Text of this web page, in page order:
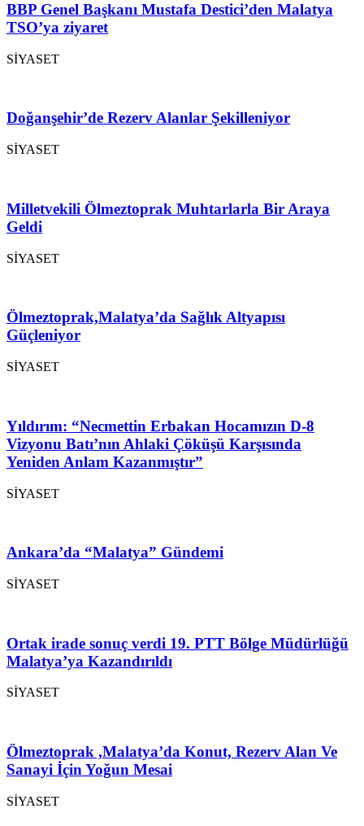
BBP Genel Başkanı Mustafa Destici’den Malatya
TSO’ya ziyaret
SİYASET
Doğanşehir’de Rezerv Alanlar Şekilleniyor
SİYASET
Milletvekili Ölmeztoprak Muhtarlarla Bir Araya
Geldi
SİYASET
Ölmeztoprak,Malatya’da Sağlık Altyapısı
Güçleniyor
SİYASET
Yıldırım: “Necmettin Erbakan Hocamızın D-8
Vizyonu Batı’nın Ahlaki Çöküşü Karşısında
Yeniden Anlam Kazanmıştır”
SİYASET
Ankara’da “Malatya” Gündemi
SİYASET
Ortak irade sonuç verdi 19. PTT Bölge Müdürlüğü
Malatya’ya Kazandırıldı
SİYASET
Ölmeztoprak ,Malatya’da Konut, Rezerv Alan Ve
Sanayi İçin Yoğun Mesai
SİYASET